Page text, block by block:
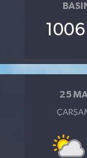
1006
25